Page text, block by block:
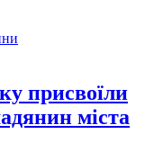
присвоїли
міста